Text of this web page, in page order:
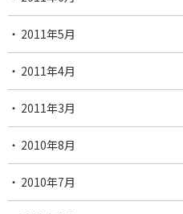
2011年5月
2011年4月
2011年3月
2010年8月
2010年7月